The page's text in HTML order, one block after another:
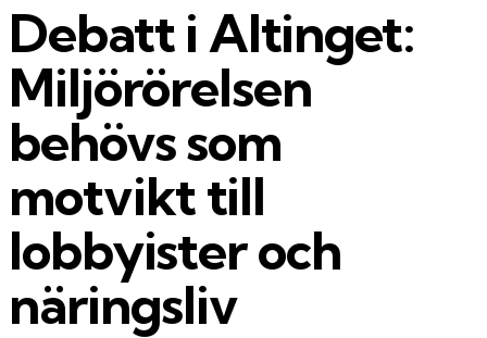
Debatt i Altinget:
Miljörörelsen
behövs som
motvikt till
lobbyister och
näringsliv